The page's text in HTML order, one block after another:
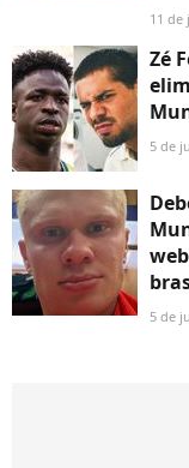
11 de
Zé
5 de
5 de